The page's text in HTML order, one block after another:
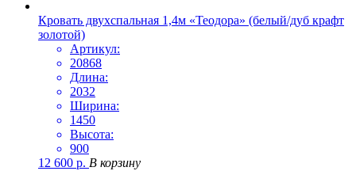
Кровать двухспальная 1,4м «Теодора» (белый/дуб крафт
золотой)
Артикул:
20868
Длина:
2032
Ширина:
1450
Высота:
900
12 600 р. В корзину